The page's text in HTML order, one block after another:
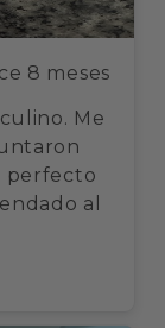
8 meses
Me
perfecto
al